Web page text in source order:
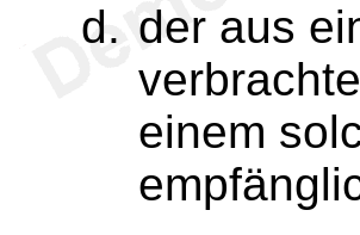
der aus
einem